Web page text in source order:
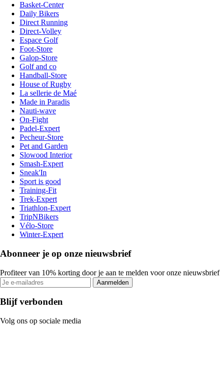
Basket-Center
Daily Bikers
Direct Running
Direct-Volley
Espace Golf
Foot-Store
Galop-Store
Golf and co
Handball-Store
House of Rugby
La sellerie de Maé
Made in Paradis
Nauti-wave
On-Fight
Padel-Expert
Pecheur-Store
Pet and Garden
Slowood Interior
Smash-Expert
Sneak'In
Sport is good
Training-Fit
Trek-Expert
Triathlon-Expert
TripNBikers
Vélo-Store
Winter-Expert
Abonneer je op onze nieuwsbrief
Profiteer van 10% korting door je aan te melden voor onze nieuwsbrief
Aanmelden
Blijf verbonden
Volg ons op sociale media